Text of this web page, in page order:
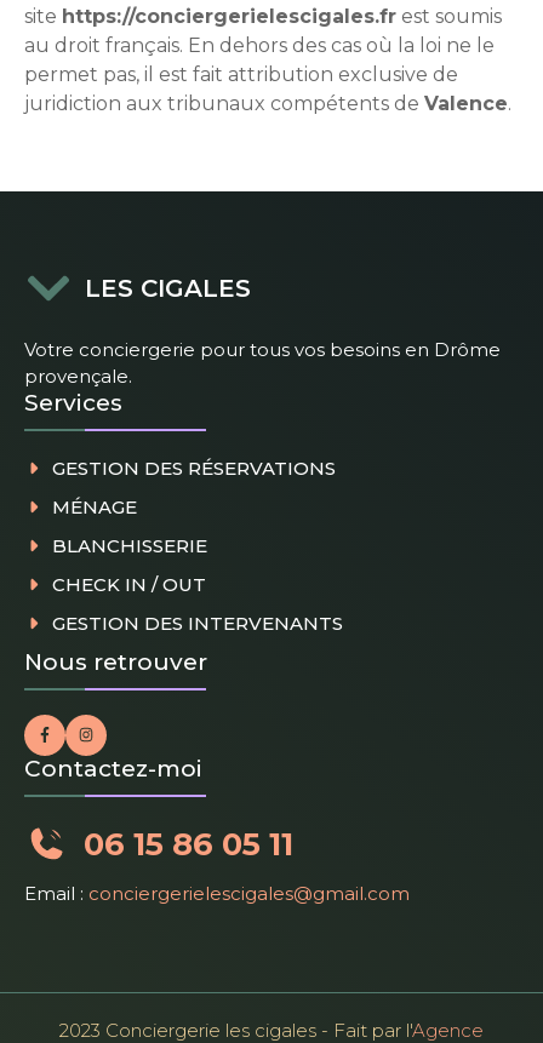
site https://conciergerielescigales.fr est soumis
au droit français. En dehors des cas où la loi ne le
permet pas, il est fait attribution exclusive de
juridiction aux tribunaux compétents de Valence.
LES CIGALES
Votre conciergerie pour tous vos besoins en Drôme
provençale.
Services
GESTION DES RÉSERVATIONS
MÉNAGE
BLANCHISSERIE
CHECK IN / OUT
GESTION DES INTERVENANTS
Nous retrouver
Contactez-moi
06 15 86 05 11
Email : conciergerielescigales@gmail.com
2023 Conciergerie les cigales - Fait par l'Agence